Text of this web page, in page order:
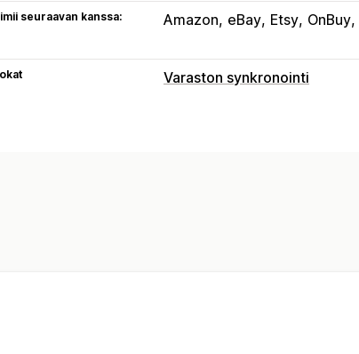
seuraavan kanssa: Amazon eBay Etsy OnBuy
Varaston synkronointi